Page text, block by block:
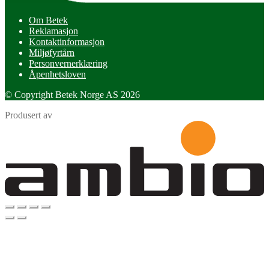
Om Betek
Reklamasjon
Kontaktinformasjon
Miljøfyrtårn
Personvernerklæring
Åpenhetsloven
© Copyright Betek Norge AS 2026
Produsert av